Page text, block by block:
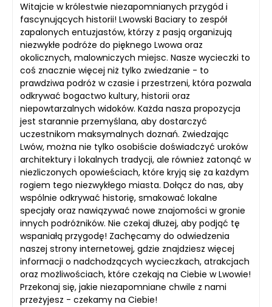
Witajcie w królestwie niezapomnianych przygód i
fascynujących historii! Lwowski Baciary to zespół
zapalonych entuzjastów, którzy z pasją organizują
niezwykłe podróże do pięknego Lwowa oraz
okolicznych, malowniczych miejsc. Nasze wycieczki to
coś znacznie więcej niż tylko zwiedzanie - to
prawdziwa podróż w czasie i przestrzeni, która pozwala
odkrywać bogactwo kultury, historii oraz
niepowtarzalnych widoków. Każda nasza propozycja
jest starannie przemyślana, aby dostarczyć
uczestnikom maksymalnych doznań. Zwiedzając
Lwów, można nie tylko osobiście doświadczyć uroków
architektury i lokalnych tradycji, ale również zatonąć w
niezliczonych opowieściach, które kryją się za każdym
rogiem tego niezwykłego miasta. Dołącz do nas, aby
wspólnie odkrywać historię, smakować lokalne
specjały oraz nawiązywać nowe znajomości w gronie
innych podróżników. Nie czekaj dłużej, aby podjąć tę
wspaniałą przygodę! Zachęcamy do odwiedzenia
naszej strony internetowej, gdzie znajdziesz więcej
informacji o nadchodzących wycieczkach, atrakcjach
oraz możliwościach, które czekają na Ciebie w Lwowie!
Przekonaj się, jakie niezapomniane chwile z nami
przeżyjesz - czekamy na Ciebie!